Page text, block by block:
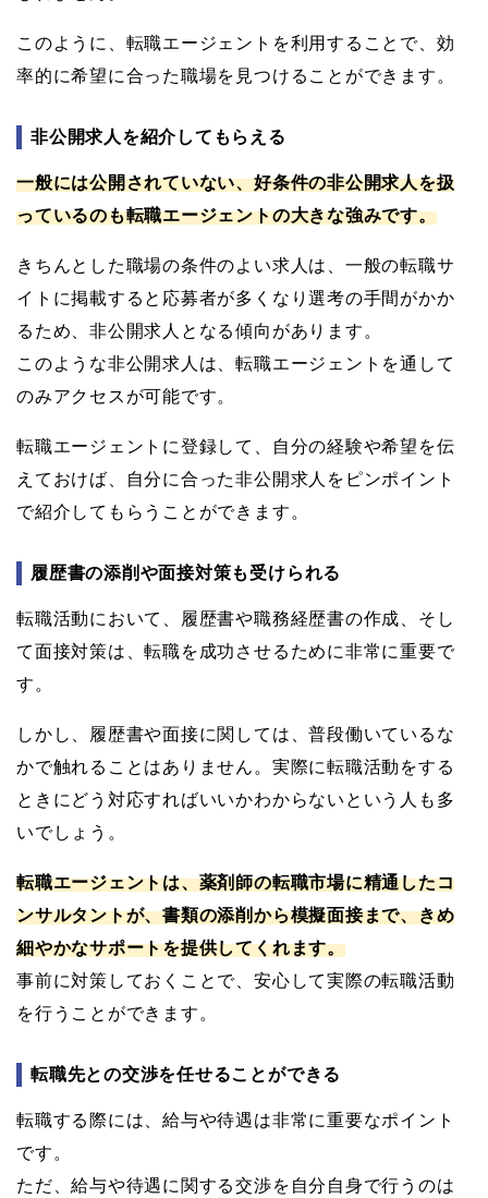
このように、転職エージェントを利用することで、効
率的に希望に合った職場を見つけることができます。
非公開求人を紹介してもらえる
一般には公開されていない、好条件の非公開求人を扱
っているのも転職エージェントの大きな強みです。
きちんとした職場の条件のよい求人は、一般の転職サ
イトに掲載すると応募者が多くなり選考の手間がかか
るため、非公開求人となる傾向があります。
このような非公開求人は、転職エージェントを通して
のみアクセスが可能です。
転職エージェントに登録して、自分の経験や希望を伝
えておけば、自分に合った非公開求人をピンポイント
で紹介してもらうことができます。
履歴書の添削や面接対策も受けられる
転職活動において、履歴書や職務経歴書の作成、そし
て面接対策は、転職を成功させるために非常に重要で
す。
しかし、履歴書や面接に関しては、普段働いているな
かで触れることはありません。実際に転職活動をする
ときにどう対応すればいいかわからないという人も多
いでしょう。
転職エージェントは、薬剤師の転職市場に精通したコ
ンサルタントが、書類の添削から模擬面接まで、きめ
細やかなサポートを提供してくれます。
事前に対策しておくことで、安心して実際の転職活動
を行うことができます。
転職先との交渉を任せることができる
転職する際には、給与や待遇は非常に重要なポイント
です。
ただ、給与や待遇に関する交渉を自分自身で行うのは